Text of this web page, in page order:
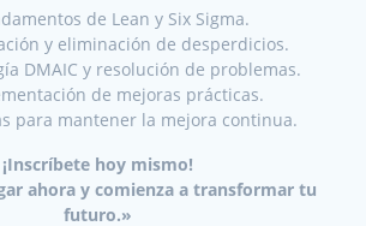
de Lean y Six Sigma.
y eliminación de desperdicios.
DMAIC y resolución de problemas.
de mejoras prácticas.
para mantener la mejora continua.
¡Inscríbete hoy mismo!
ahora y comienza a transformar tu
futuro.»